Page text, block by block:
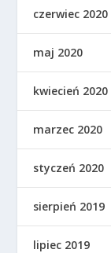
czerwiec 2020
maj 2020
kwiecień 2020
marzec 2020
styczeń 2020
sierpień 2019
lipiec 2019